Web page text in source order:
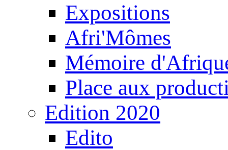
Expositions
Afri'Mômes
Mémoire
Place aux
Edition 2020
Edito